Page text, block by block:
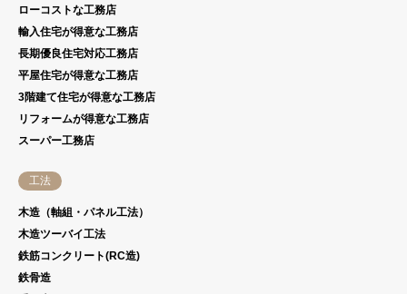
ローコストな工務店
輸入住宅が得意な工務店
長期優良住宅対応工務店
平屋住宅が得意な工務店
3階建て住宅が得意な工務店
リフォームが得意な工務店
スーパー工務店
工法
木造（軸組・パネル工法）
木造ツーバイ工法
鉄筋コンクリート(RC造)
鉄骨造